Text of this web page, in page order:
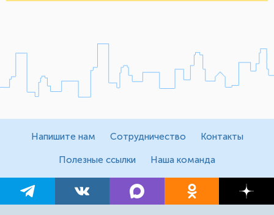
Напишите нам Сотрудничество Контакты
Полезные ссылки Наша команда